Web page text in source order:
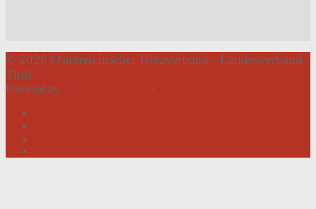
© 2026 Österreichischer Herzverband - Landesverband
Tirol
Powered by |